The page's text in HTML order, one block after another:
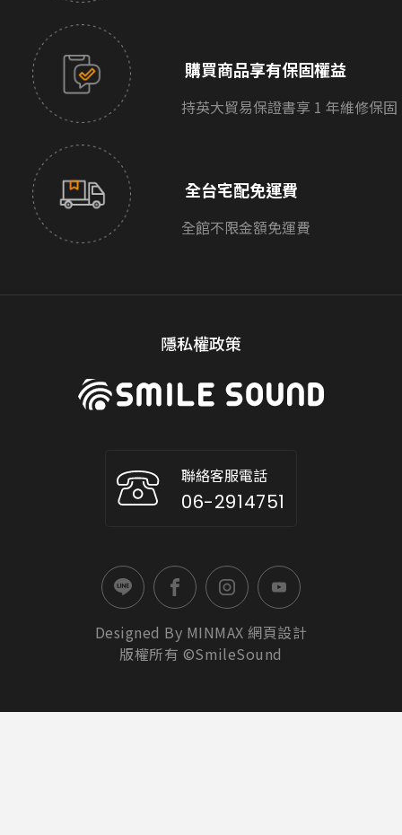
購買商品享有保固權益
持英大貿易保證書享 1 年維修保固
全台宅配免運費
全館不限金額免運費
隱私權政策
聯絡客服電話
06-2914751
Designed By MINMAX 網頁設計
版權所有 ©SmileSound